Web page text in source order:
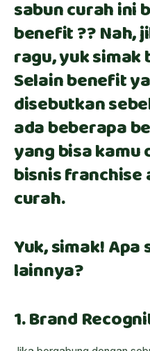
sabun curah ini
benefit ?? Nah,
ragu, yuk
Selain benefit
disebutkan
ada beberapa
yang bisa kamu
bisnis franchise
curah.
Yuk, simak! Apa
lainnya?
1. Brand